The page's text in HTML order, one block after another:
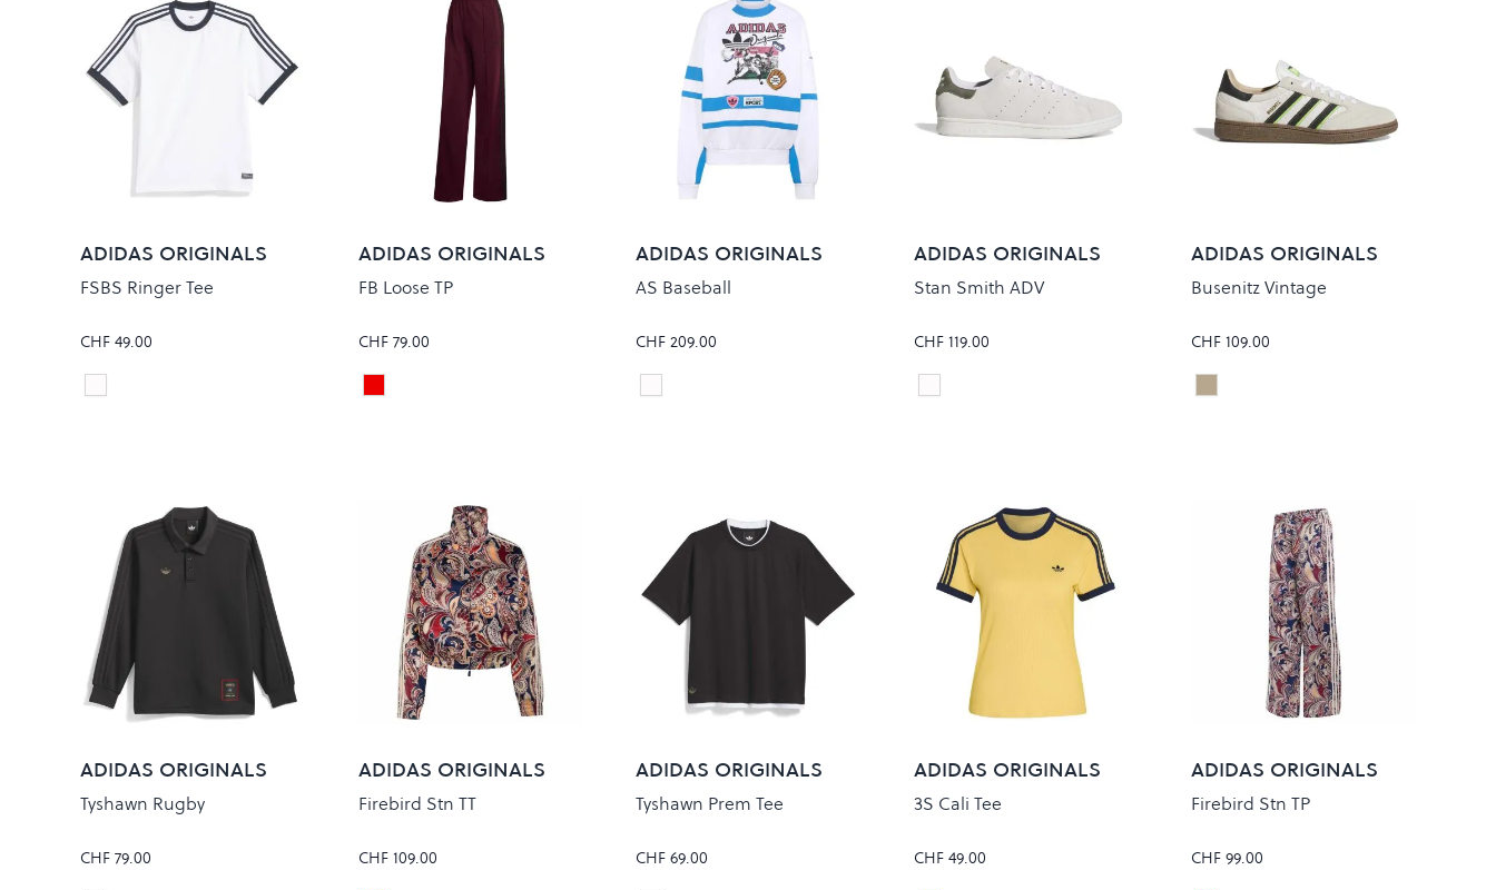
ADIDAS ORIGINALS
FSBS Ringer Tee
CHF 49.00
Colour
WHITE/AURINK
ADIDAS ORIGINALS
FB Loose TP
CHF 79.00
Colour
MAROON/BLACK
ADIDAS ORIGINALS
AS Baseball
CHF 209.00
Colour
White/Blue
ADIDAS ORIGINALS
Stan Smith ADV
CHF 119.00
Colour
CRYSTAL WHITE/OLISTR
ADIDAS ORIGINALS
Busenitz Vintage
CHF 109.00
Colour
WONALU/CORE BLACK
ADIDAS ORIGINALS
Tyshawn Rugby
CHF 79.00
ADIDAS ORIGINALS
Firebird Stn TT
CHF 109.00
ADIDAS ORIGINALS
Tyshawn Prem Tee
CHF 69.00
ADIDAS ORIGINALS
3S Cali Tee
CHF 49.00
ADIDAS ORIGINALS
Firebird Stn TP
CHF 99.00